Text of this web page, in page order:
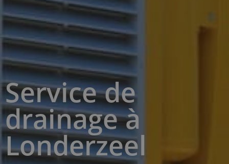
Service de
drainage à
Londerzeel